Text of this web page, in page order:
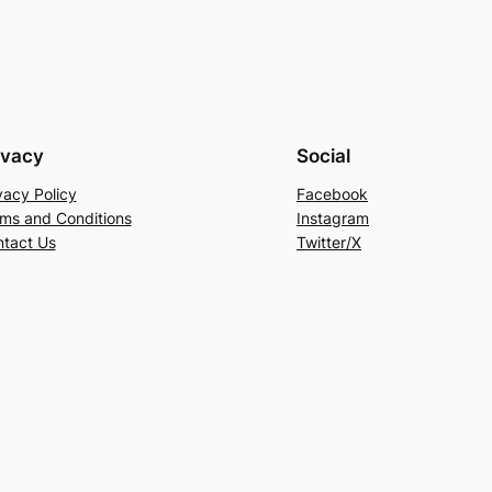
Policy
and Conditions
Us
Social
Facebook
Instagram
Twitter/X